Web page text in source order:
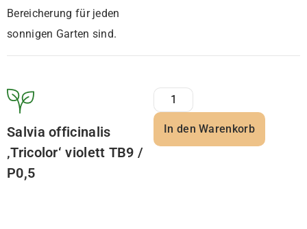
Bereicherung für jeden
sonnigen Garten sind.
Salvia officinalis
‚Tricolor‘ violett TB9 /
P0,5
In den Warenkorb